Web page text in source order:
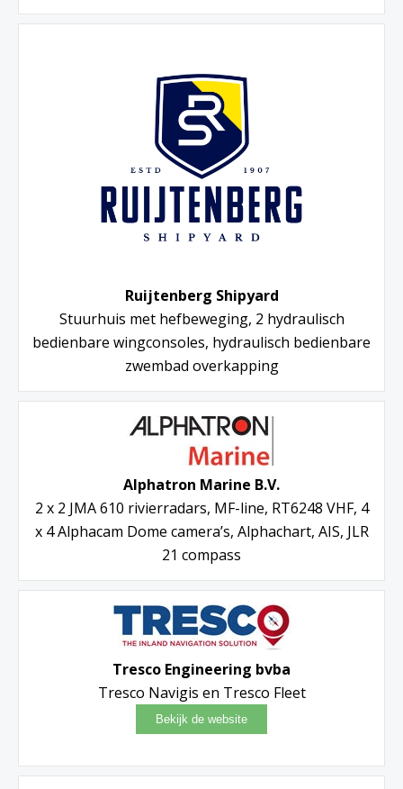
Ruijtenberg Shipyard
Stuurhuis met hefbeweging, 2 hydraulisch
bedienbare wingconsoles, hydraulisch bedienbare
zwembad overkapping
Alphatron Marine B.V.
2 x 2 JMA 610 rivierradars, MF-line, RT6248 VHF, 4
x 4 Alphacam Dome camera’s, Alphachart, AIS, JLR
21 compass
Tresco Engineering bvba
Tresco Navigis en Tresco Fleet